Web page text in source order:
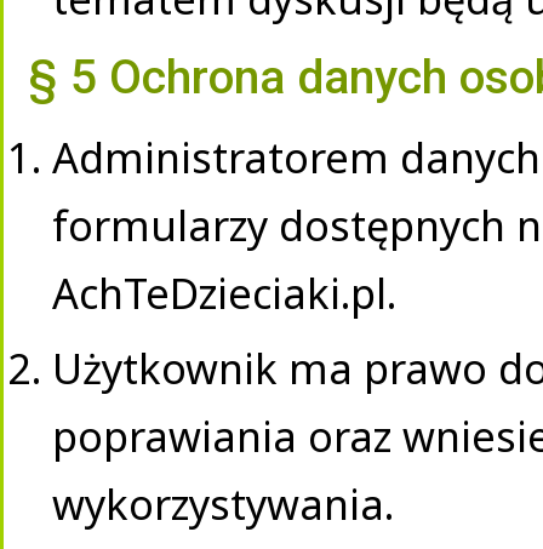
§ 5 Ochrona danych
Administratorem
formularzy dostępnych
AchTeDzieciaki.pl.
Użytkownik ma prawo
poprawiania oraz
wykorzystywania.